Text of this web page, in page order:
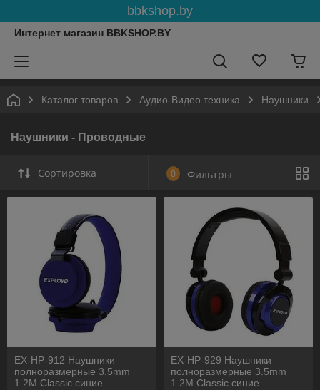
bbkshop.by
Интернет магазин BBKSHOP.BY
Каталог товаров Аудио-Видео техника Наушники
Наушники - Проводные
Сортировка 0 Фильтры
EX-HP-912 Наушники
полноразмерные 3.5mm
1.2М Classic синие
EX-HP-929 Наушники
полноразмерные 3.5mm
1.2М Classic синие